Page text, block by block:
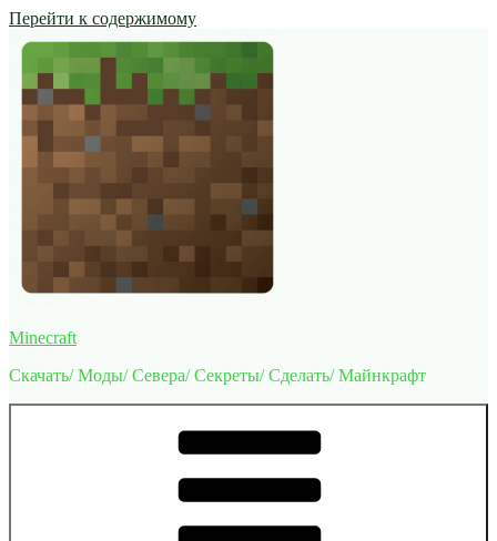
Перейти к содержимому
Minecraft
Скачать/ Моды/ Севера/ Секреты/ Сделать/ Майнкрафт